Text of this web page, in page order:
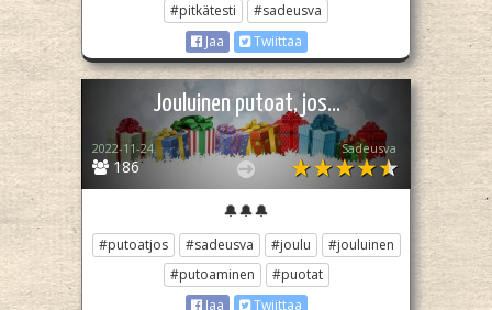
#pitkätesti
#sadeusva
Jaa
Twiittaa
Jouluinen putoat, jos...
186
2022-11-24 Sadeusva
🔔🔔🔔
#putoatjos #sadeusva #joulu
#jouluinen
#putoaminen
#puotat
Jaa
Twiittaa